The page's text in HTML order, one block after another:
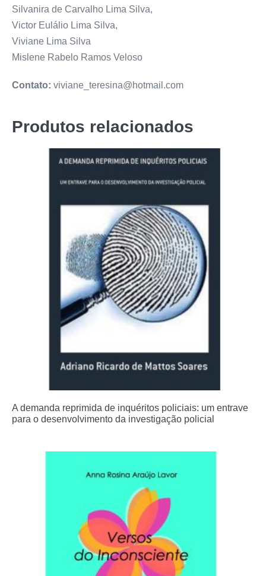
Silvanira de Carvalho Lima Silva,
Victor Eulálio Lima Silva,
Viviane Lima Silva
Mislene Rabelo Ramos Veloso
Contato: viviane_teresina@hotmail.com
Produtos relacionados
A demanda reprimida de inquéritos policiais: um entrave
para o desenvolvimento da investigação policial